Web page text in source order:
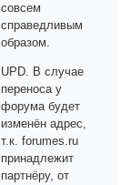
совсем
справедливым
образом.
UPD. В случае
переноса у
форума будет
изменён адрес,
т.к. forumes.ru
принадлежит
партнёру, от